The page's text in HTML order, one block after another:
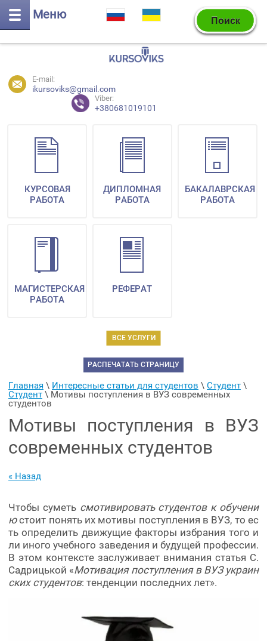
Меню
E-mail:
ikursoviks@gmail.com
Viber:
+380681019101
ВСЕ УСЛУГИ
КУРСОВАЯ
РАБОТА
ДИПЛОМНАЯ
РАБОТА
БАКАЛАВРСКАЯ
РАБОТА
МАГИСТЕРСКАЯ
РАБОТА
РЕФЕРАТ
РАСПЕЧАТАТЬ СТРАНИЦУ
Главная \ Интересные статьи для студентов \ Студент
Студент \ Мотивы поступления в ВУЗ современных
студентов
Мотивы поступления в ВУЗ
современных студентов
« Назад
Чтобы суметь смотивировать студентов к обучени
юстоит понять их мотивы поступления в ВУЗ, то ес
ть определить движущие факторы избрания того и
ли иного учебного заведения и будущей профессии.
В этом контексте заслуживает внимания статья С.
Садрицькой «Мотивация поступления в ВУЗ украин
ских студентов: тенденции последних лет».